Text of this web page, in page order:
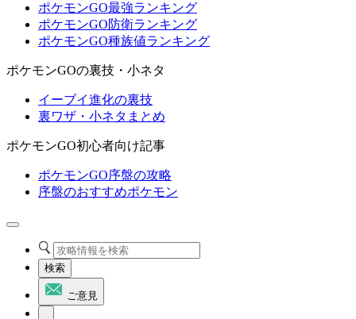
ポケモンGO最強ランキング
ポケモンGO防衛ランキング
ポケモンGO種族値ランキング
ポケモンGOの裏技・小ネタ
イーブイ進化の裏技
裏ワザ・小ネタまとめ
ポケモンGO初心者向け記事
ポケモンGO序盤の攻略
序盤のおすすめポケモン
検索
ご意見